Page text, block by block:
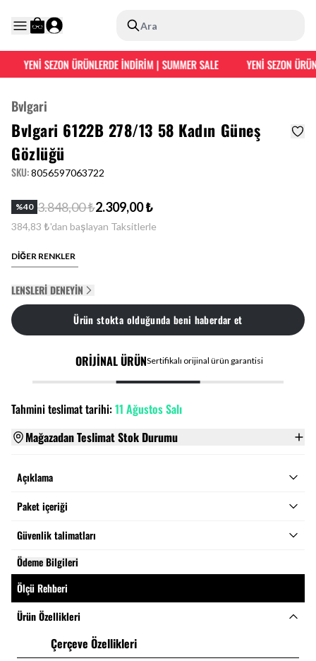
Ara
YENİ SEZON ÜRÜNLERDE İNDİRİM | SUMMER SALE YENİ SEZON
Bvlgari
Bvlgari 6122B 278/13 58 Kadın Güneş
Gözlüğü
SKU:8056597063722
%40 3.848,00 ₺2.309,00 ₺
384,83 ₺'dan başlayan Taksitlerle
DİĞER RENKLER
LENSLERI DENEYIN
Ürün stokta olduğunda beni haberdar et
ORİJİNAL ÜRÜNSertifikalı orijinal ürün garantisi
Tahmini teslimat tarihi:11 Ağustos Salı
Mağazadan Teslimat Stok Durumu
Açıklama
Paket içeriği
Güvenlik talimatları
Ödeme Bilgileri
Ölçü Rehberi
Ürün Özellikleri
Çerçeve Özellikleri